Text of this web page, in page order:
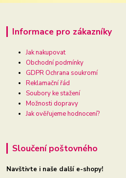
Informace pro zákazníky
Jak nakupovat
Obchodní podmínky
GDPR Ochrana soukromí
Reklamační řád
Soubory ke stažení
Možnosti dopravy
Jak ověřujeme hodnocení?
Sloučení poštovného
Navštivte i naše další e-shopy!